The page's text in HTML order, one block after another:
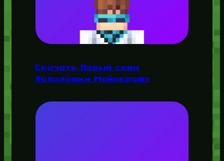
Скачать Новый скин
Лололошки Майнкрафт